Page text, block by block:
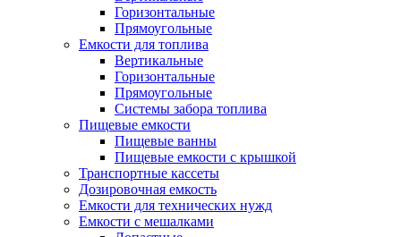
Горизонтальные
Прямоугольные
Емкости для топлива
Вертикальные
Горизонтальные
Прямоугольные
Системы забора топлива
Пищевые емкости
Пищевые ванны
Пищевые емкости с крышкой
Транспортные кассеты
Дозировочная емкость
Емкости для технических нужд
Емкости с мешалками